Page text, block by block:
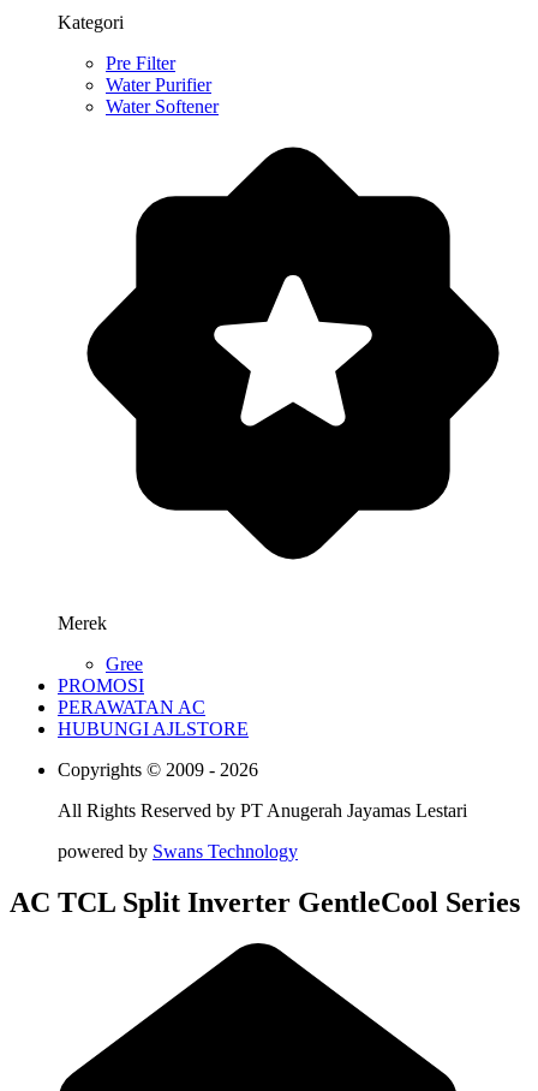
Kategori
Pre Filter
Water Purifier
Water Softener
Merek
Gree
PROMOSI
PERAWATAN AC
HUBUNGI AJLSTORE
Copyrights © 2009 - 2026
All Rights Reserved by PT Anugerah Jayamas Lestari
powered by Swans Technology
AC TCL Split Inverter GentleCool Series